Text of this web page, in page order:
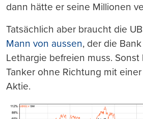
dann hätte er seine Millionen
Tatsächlich aber braucht die
Mann von aussen, der die
Lethargie befreien muss. Sonst
Tanker ohne Richtung mit
Aktie.